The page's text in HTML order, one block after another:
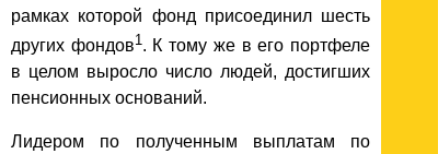
рамках которой фонд присоединил шесть
других фондов1. К тому же в его портфеле
в целом выросло число людей, достигших
пенсионных оснований.
Лидером по полученным выплатам по